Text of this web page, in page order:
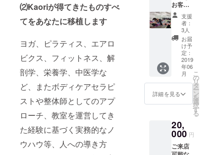
⑵Kaoriが得てきたものすべ
てをあなたに移植します
ヨガ、ピラティス、エアロ
ビクス、フィットネス、解
剖学、栄養学、中医学な
ど、またボディケアセラピ
ストや整体師としてのアプ
ローチ、教室を運営してき
た経験に基づく実務的なノ
ウハウ等、人への導き方
ン１回
分のチ
ケット
です。
（有効
期限あ
り、期
限は２
０１９
年１２
月末ま
でご来
６０分
レッス
ンのエ
クササ
チェッ
ク（９
体質へ
分類）
し、お
客様の
体質を
判定し
ます。
体質に
合わせ
た、①
③飲食
の養生
（食べ
て良い
お客様
へ、 ヨ
ガ、ピ
ラティ
ス、
ルー
シー
ダット
ン、エ
アリア
ル（空
中）ヨ
ガ、体
幹ト
ング、
美尻ト
レーニ
ング、
支援
者：
3人
お届
け予
定：
2019
年06
月
詳細を見る
こ
の
リ
タ
ー
ン
を
選
択
す
る
20,
000 円
ご来店